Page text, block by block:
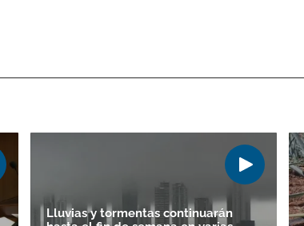
Lluvias y tormentas continuarán